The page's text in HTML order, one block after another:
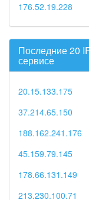
176.52.19.228
Последние 20
сервисе
20.15.133.175
37.214.65.150
188.162.241.176
45.159.79.145
178.66.131.149
213.230.100.71